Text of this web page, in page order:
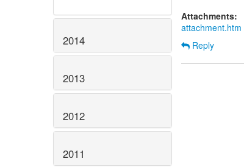
2014
2013
2012
2011
Attachments:
attachment.htm
Reply